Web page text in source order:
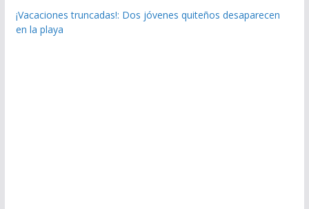
¡Vacaciones truncadas!: Dos jóvenes quiteños desaparecen
en la playa